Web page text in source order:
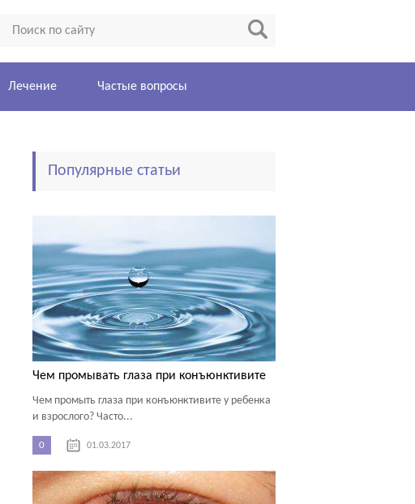
Лечение Частые вопросы
Популярные статьи
Чем промывать глаза при конъюнктивите
Чем промыть глаза при конъюнктивите у ребенка
и взрослого? Часто...
0 01.03.2017